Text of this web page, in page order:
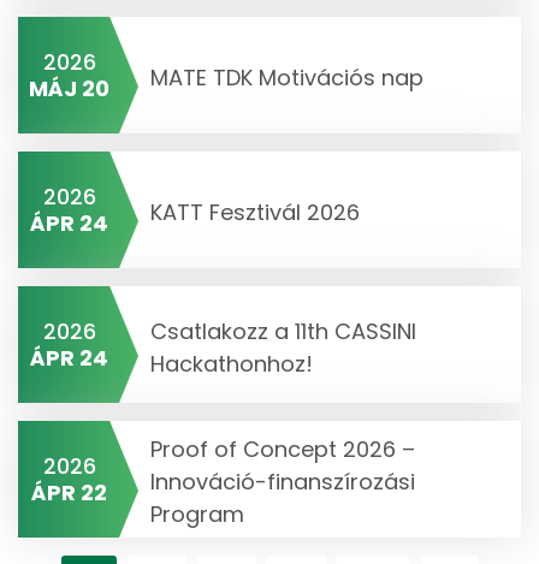
2026
MÁJ 20
MATE TDK Motivációs nap
2026
ÁPR 24
KATT Fesztivál 2026
2026
ÁPR 24
Csatlakozz a 11th CASSINI
Hackathonhoz!
2026
ÁPR 22
Proof of Concept 2026 –
Innováció-finanszírozási
Program